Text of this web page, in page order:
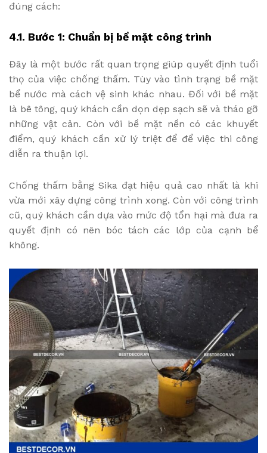
đúng cách:
4.1. Bước 1: Chuẩn bị bề mặt công trình
Đây là một bước rất quan trọng giúp quyết định tuổi
thọ của việc chống thấm. Tùy vào tình trạng bề mặt
bể nước mà cách vệ sinh khác nhau. Đối với bề mặt
là bê tông, quý khách cần dọn dẹp sạch sẽ và tháo gỡ
những vật cản. Còn với bề mặt nền có các khuyết
điểm, quý khách cần xử lý triệt để để việc thi công
diễn ra thuận lợi.
Chống thấm bằng Sika đạt hiệu quả cao nhất là khi
vừa mới xây dựng công trình xong. Còn với công trình
cũ, quý khách cần dựa vào mức độ tổn hại mà đưa ra
quyết định có nên bóc tách các lớp của cạnh bể
không.